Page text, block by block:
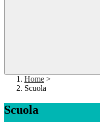
Home >
Scuola
Scuola